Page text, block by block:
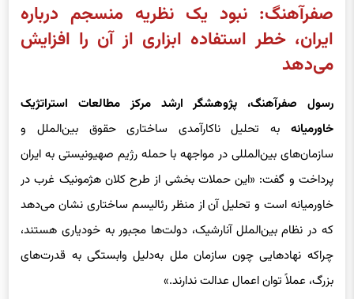
صفرآهنگ: نبود یک نظریه منسجم درباره
ایران، خطر استفاده ابزاری از آن را افزایش
می‌دهد
رسول صفرآهنگ، پژوهشگر ارشد مرکز مطالعات استراتژیک
خاورمیانه به تحلیل ناکارآمدی ساختاری حقوق بین‌الملل و
سازمان‌های بین‌المللی در مواجهه با حمله رژیم صهیونیستی به ایران
پرداخت و گفت: «این حملات بخشی از طرح کلان هژمونیک غرب در
خاورمیانه است و تحلیل آن از منظر رئالیسم ساختاری نشان می‌دهد
که در نظام بین‌الملل آنارشیک، دولت‌ها مجبور به خودیاری هستند،
چراکه نهادهایی چون سازمان ملل به‌دلیل وابستگی به قدرت‌های
بزرگ، عملاً توان اعمال عدالت ندارند.»